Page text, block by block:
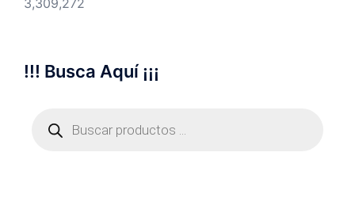
3,309,272
!!! Busca Aquí ¡¡¡
productos